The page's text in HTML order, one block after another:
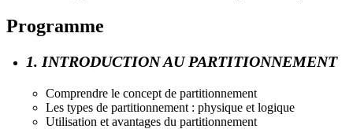
Programme
1. INTRODUCTION AU PARTITIONNEMENT
Comprendre le concept de partitionnement
Les types de partitionnement : physique et logique
Utilisation et avantages du partitionnement